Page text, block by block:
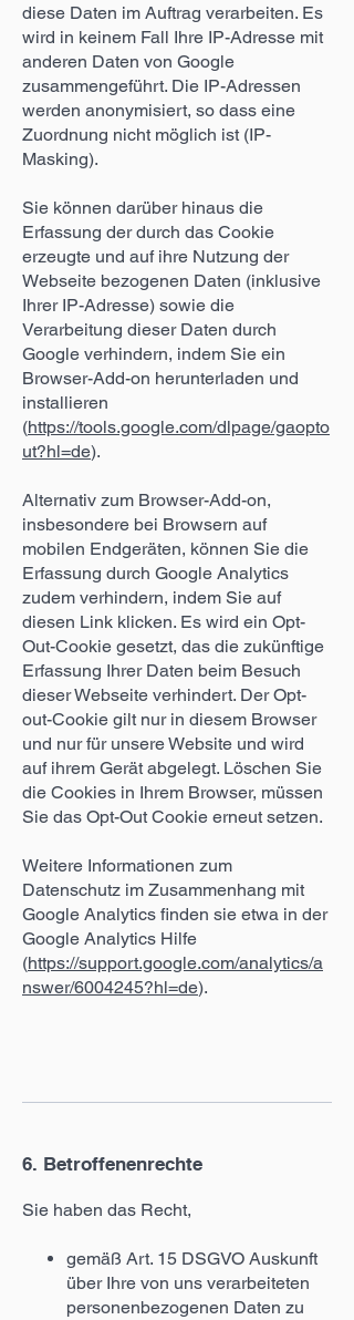
diese Daten im Auftrag verarbeiten. Es
wird in keinem Fall Ihre IP-Adresse mit
anderen Daten von Google
zusammengeführt. Die IP-Adressen
werden anonymisiert, so dass eine
Zuordnung nicht möglich ist (IP-
Masking).
Sie können darüber hinaus die
Erfassung der durch das Cookie
erzeugte und auf ihre Nutzung der
Webseite bezogenen Daten (inklusive
Ihrer IP-Adresse) sowie die
Verarbeitung dieser Daten durch
Google verhindern, indem Sie ein
Browser-Add-on herunterladen und
installieren
(https://tools.google.com/dlpage/gaopto
ut?hl=de).
Alternativ zum Browser-Add-on,
insbesondere bei Browsern auf
mobilen Endgeräten, können Sie die
Erfassung durch Google Analytics
zudem verhindern, indem Sie auf
diesen Link klicken. Es wird ein Opt-
Out-Cookie gesetzt, das die zukünftige
Erfassung Ihrer Daten beim Besuch
dieser Webseite verhindert. Der Opt-
out-Cookie gilt nur in diesem Browser
und nur für unsere Website und wird
auf ihrem Gerät abgelegt. Löschen Sie
die Cookies in Ihrem Browser, müssen
Sie das Opt-Out Cookie erneut setzen.
Weitere Informationen zum
Datenschutz im Zusammenhang mit
Google Analytics finden sie etwa in der
Google Analytics Hilfe
(https://support.google.com/analytics/a
nswer/6004245?hl=de).
6. Betroffenenrechte
Sie haben das Recht,
gemäß Art. 15 DSGVO Auskunft
über Ihre von uns verarbeiteten
personenbezogenen Daten zu